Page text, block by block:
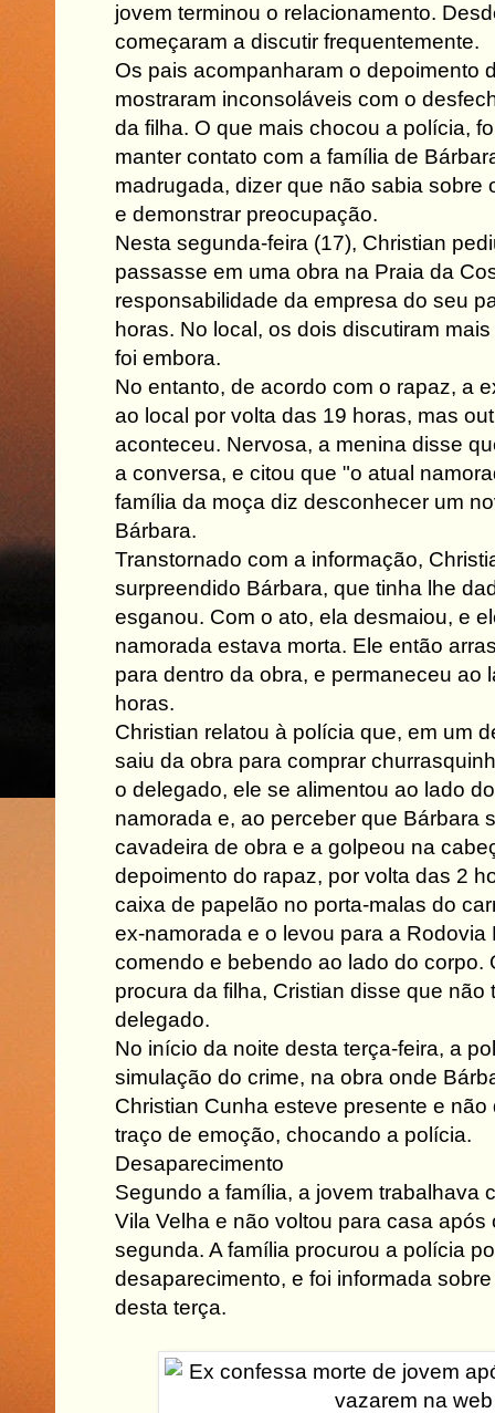
jovem terminou o relacionamento.
começaram a discutir frequentemente.
Os pais acompanharam o depoimento
mostraram inconsoláveis com o
da filha. O que mais chocou a polícia,
manter contato com a família de
madrugada, dizer que não sabia sobre
e demonstrar preocupação.
Nesta segunda-feira (17), Christian
passasse em uma obra na Praia da
responsabilidade da empresa do seu
horas. No local, os dois discutiram
foi embora.
No entanto, de acordo com o rapaz, a
ao local por volta das 19 horas, mas
aconteceu. Nervosa, a menina disse
a conversa, e citou que "o atual
família da moça diz desconhecer um
Bárbara.
Transtornado com a informação,
surpreendido Bárbara, que tinha lhe
esganou. Com o ato, ela desmaiou, e
namorada estava morta. Ele então
para dentro da obra, e permaneceu ao
horas.
Christian relatou à polícia que, em um
saiu da obra para comprar
o delegado, ele se alimentou ao lado
namorada e, ao perceber que Bárbara
cavadeira de obra e a golpeou na
depoimento do rapaz, por volta das 2
caixa de papelão no porta-malas do
ex-namorada e o levou para a Rodovia
comendo e bebendo ao lado do corpo.
procura da filha, Cristian disse que não
delegado.
No início da noite desta terça-feira, a
simulação do crime, na obra onde
Christian Cunha esteve presente e
traço de emoção, chocando a polícia.
Desaparecimento
Segundo a família, a jovem trabalhava
Vila Velha e não voltou para casa após
segunda. A família procurou a polícia
desaparecimento, e foi informada
desta terça.